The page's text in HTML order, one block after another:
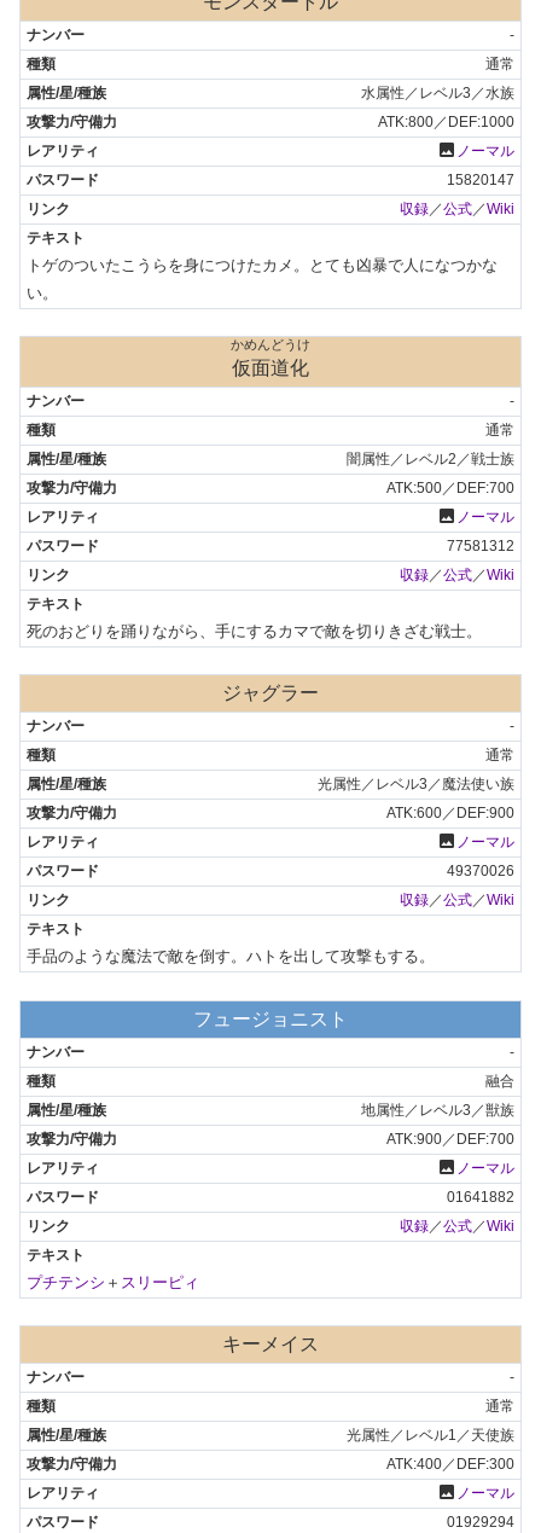
-
通常
水属性／レベル3／水族
ATK:800／DEF:1000
photo ノーマル
15820147
収録 ／公式 ／Wiki
トゲのついたこうらを身につけたカメ。とても凶暴で人になつかな
い。
かめんどうけ
仮面道化
-
通常
闇属性／レベル2／戦士族
ATK:500／DEF:700
photo ノーマル
77581312
収録／公式／Wiki
死のおどりを踊りながら、手にするカマで敵を切りきざむ戦士。
ジャグラー
-
通常
光属性／レベル3／魔法使い族
ATK:600／DEF:900
photo ノーマル
49370026
収録／公式／Wiki
手品のような魔法で敵を倒す。ハトを出して攻撃もする。
フュージョニスト
-
融合
地属性／レベル3／獣族
ATK:900／DEF:700
photo ノーマル
01641882
収録 ／公式 ／Wiki
プチテンシ ＋ スリーピィ
キーメイス
-
通常
光属性／レベル1／天使族
ATK:400／DEF:300
photo ノーマル
01929294